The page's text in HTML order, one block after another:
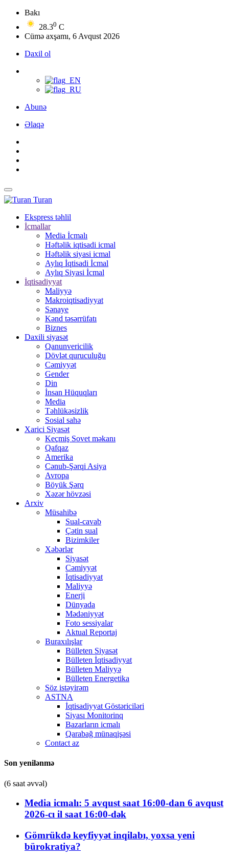
Bakı
28.30 C
Cümə axşamı, 6 Avqust 2026
Daxil ol
Abunə
Əlaqə
Turan
Ekspress təhlil
İcmallar
Media İcmalı
Həftəlik iqtisadi icmal
Həftəlik siyasi icmal
Aylıq İqtisadi İcmal
Aylıq Siyasi İcmal
İqtisadiyyat
Maliyyə
Makroiqtisadiyyat
Sənaye
Kənd təsərrüfatı
Biznes
Daxili siyasət
Qanunvericilik
Dövlət quruculuğu
Cəmiyyət
Gender
Din
İnsan Hüquqları
Media
Təhlükəsizlik
Sosial sahə
Xarici Siyasət
Keçmiş Sovet məkanı
Qafqaz
Amerika
Cənub-Şərqi Asiya
Avropa
Böyük Şərq
Xəzər hövzəsi
Arxiv
Müsahibə
Sual-cavab
Çətin sual
Bizimkiler
Xəbərlər
Siyasət
Cəmiyyət
İqtisadiyyat
Maliyyə
Enerji
Dünyada
Mədəniyyət
Foto sessiyalar
Aktual Reportaj
Buraxılışlar
Bülleten Siyasət
Bülleten İqtisadiyyat
Bülleten Maliyyə
Bülleten Energetika
Söz istəyirəm
ASTNA
İqtisadiyyat Göstəriciləri
Siyası Monitorinq
Bazarların icmalı
Qarabağ münaqişəsi
Contact az
Son yenilənmə
(6 saat əvvəl)
Media icmalı: 5 avqust saat 16:00-dan 6 avqust
2026-cı il saat 16:00-dək
Gömrükdə keyfiyyət inqilabı, yoxsa yeni
bürokratiya?